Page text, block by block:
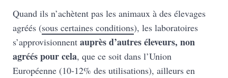
Quand ils n’achètent pas les animaux à des élevages
agréés (sous certaines conditions), les laboratoires
s’approvisionnent auprès d’autres éleveurs, non
agréés pour cela, que ce soit dans l’Union
Européenne (10-12% des utilisations), ailleurs en